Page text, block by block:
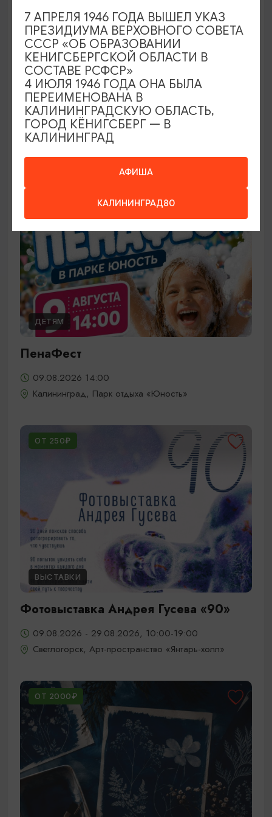
САМОЕ ИНТЕРЕСНОЕ
Фестиваль викингов Кауп (Большой
Кауп)
08.08.2026 - 09.08.2026, 13:00-22:00 (сб), 12:00-
17:00 (вс)
Зеленоградск, Поселение викингов «Кауп»
ДЕТЯМ
ПенаФест
09.08.2026 14:00
Калининград, Парк отдыха «Юность»
ОТ 250₽
ВЫСТАВКИ
Фотовыставка Андрея Гусева «90»
09.08.2026 - 29.08.2026, 10:00-19:00
Светлогорск, Арт-пространство «Янтарь-холл»
ОТ 2000₽
АФИША
КАЛИНИНГРАД80
7 АПРЕЛЯ 1946 ГОДА ВЫШЕЛ УКАЗ
ПРЕЗИДИУМА ВЕРХОВНОГО СОВЕТА
СССР «ОБ ОБРАЗОВАНИИ
КЕНИГСБЕРГСКОЙ ОБЛАСТИ В
СОСТАВЕ РСФСР»
4 ИЮЛЯ 1946 ГОДА ОНА БЫЛА
ПЕРЕИМЕНОВАНА В
КАЛИНИНГРАДСКУЮ ОБЛАСТЬ,
ГОРОД КЁНИГСБЕРГ — В
КАЛИНИНГРАД